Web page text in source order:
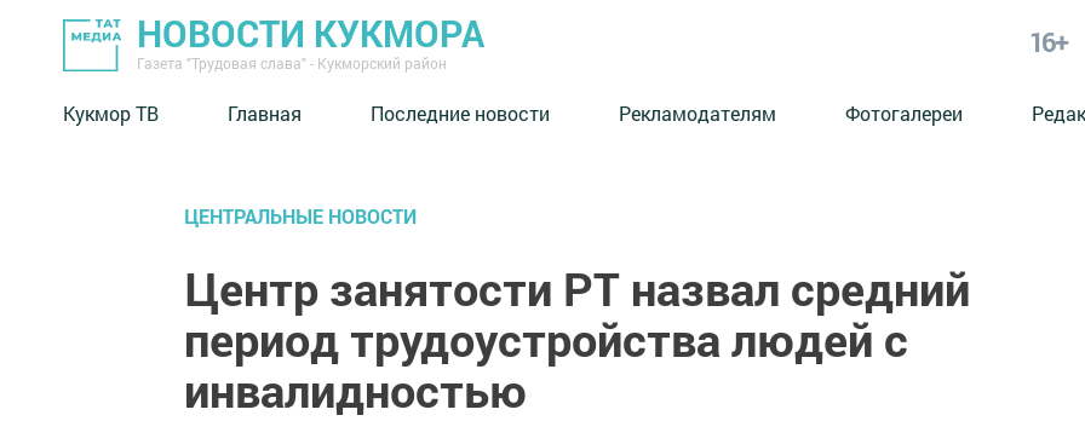
НОВОСТИ КУКМОРА
Газета "Трудовая слава" - Кукморский район
16+
Кукмор ТВ Главная Последние новости Рекламодателям Фотогалереи
ЦЕНТРАЛЬНЫЕ НОВОСТИ
Центр занятости РТ назвал средний
период трудоустройства людей с
инвалидностью